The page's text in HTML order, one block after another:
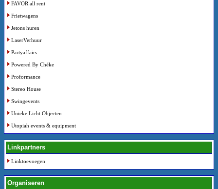
FAVOR all rent
Frietwagens
Jetons huren
LaserVerhuur
Partyaffairs
Powered By Chéke
Proformance
Stereo House
Swingevents
Unieke Licht Objecten
Utopiah events & equipment
Linkpartners
Linktoevoegen
Organiseren